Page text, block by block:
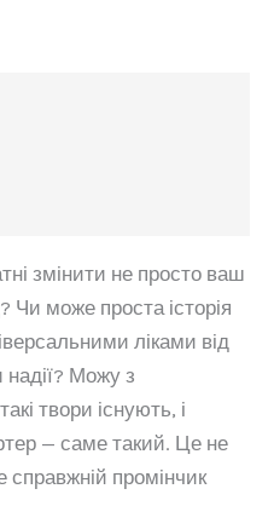
змінити не просто ваш
Чи може проста історія
ліками від
надії? Можу з
твори існують, і
— саме такий. Це не
справжній промінчик